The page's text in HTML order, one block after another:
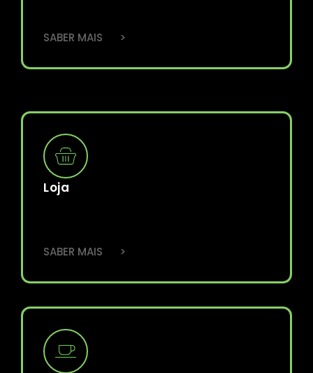
SABER MAIS >
Loja
SABER MAIS >